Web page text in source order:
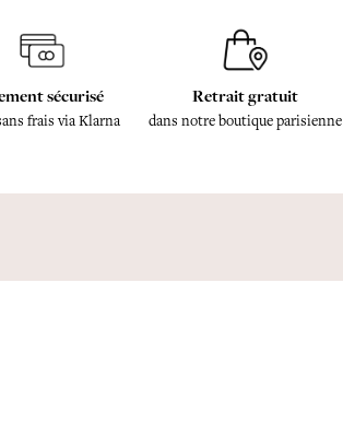
sécurisé
frais via Klarna
Retrait gratuit
dans notre boutique parisienne